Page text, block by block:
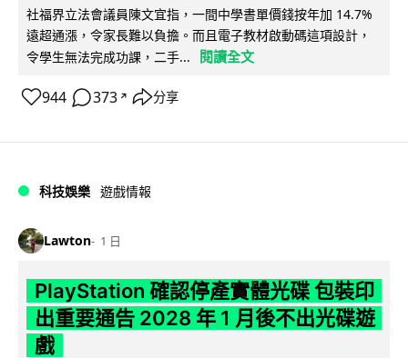
社福界立法會議員陳文宜指，一間中學書單價錢按年加 14.7%
遠超通漲，令家長難以負擔。而且電子教材啟動碼這項設計，
令學生無法完成功課，二手...
閱讀全文
944 373 ↗ 分享
科技娛樂 遊戲情報
Lawton 1 日
PlayStation 確認停產實體光碟 包裝印
出重要通告 2028 年 1 月後不出光碟遊
戲